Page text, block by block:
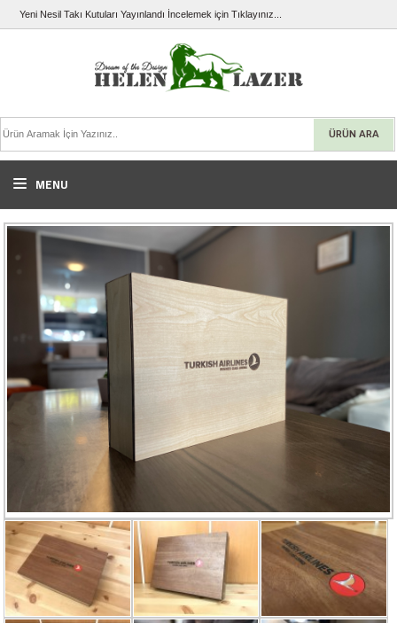
Yeni Nesil Takı Kutuları Yayınlandı İncelemek için Tıklayınız...
ÜRÜN ARA
MENU